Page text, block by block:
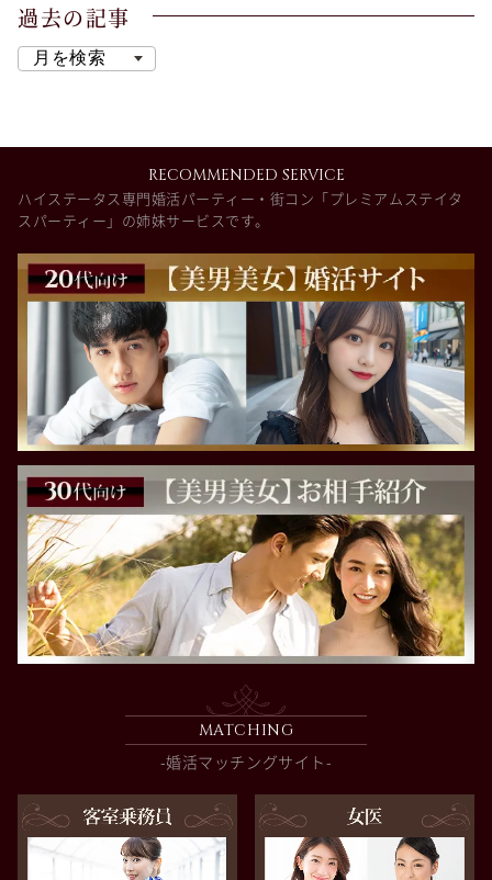
過去の記事
RECOMMENDED SERVICE
ハイステータス専門婚活パーティー・街コン「プレミアムステイタ
スパーティー」の姉妹サービスです。
MATCHING
-婚活マッチングサイト-